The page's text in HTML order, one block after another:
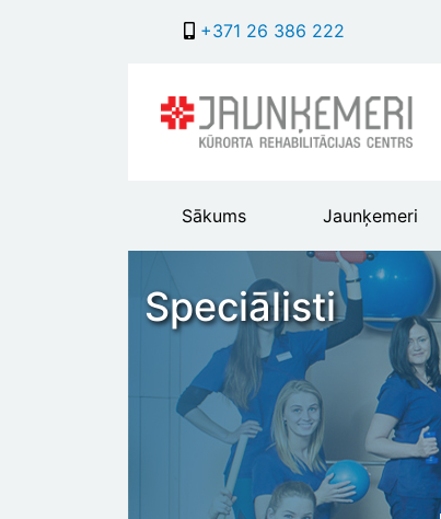
+371 26 386 222
Main
header
menu
Sākums Jaunķemeri
Speciālisti